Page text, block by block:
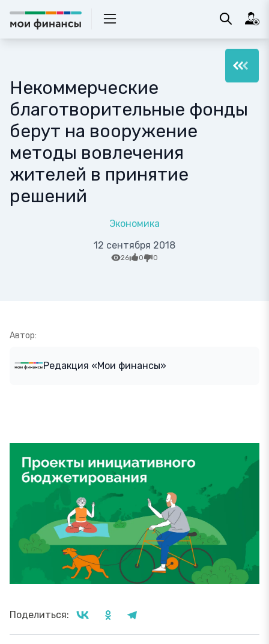
Некоммерческие
благотворительные фонды
берут на вооружение
методы вовлечения
жителей в принятие
решений
Экономика
12 сентября 2018
26 0 0
Автор:
Редакция «Мои финансы»
Поделиться: